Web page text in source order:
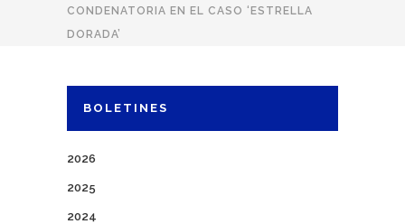
CONDENATORIA EN EL CASO ‘ESTRELLA
DORADA’
BOLETINES
2026
2025
2024